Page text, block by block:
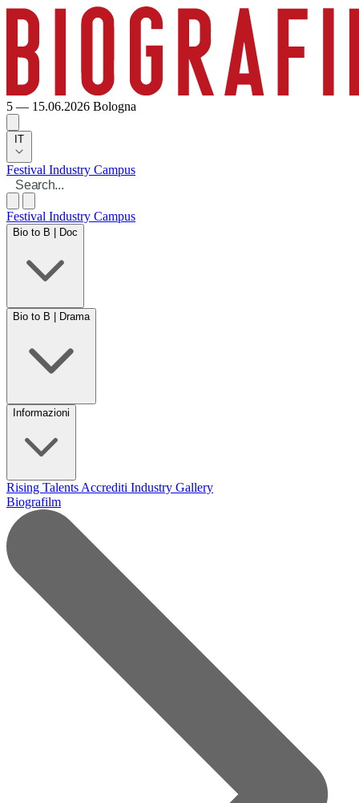
5 — 15.06.2026 Bologna
IT
Festival Industry Campus
Festival Industry Campus
Bio to B | Doc
Bio to B | Drama
Informazioni
Rising Talents Accrediti Industry Gallery
Biografilm